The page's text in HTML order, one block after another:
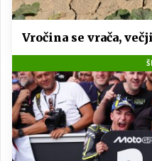
Vročina se vrača,